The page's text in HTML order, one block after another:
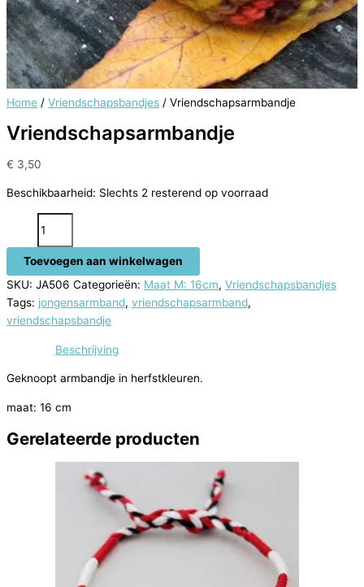
Home / Vriendschapsbandjes / Vriendschapsarmbandje
Vriendschapsarmbandje
€ 3,50
Beschikbaarheid: Slechts 2 resterend op voorraad
Toevoegen aan winkelwagen
SKU: JA506 Categorieën: Maat M: 16cm, Vriendschapsbandjes
Tags: jongensarmband, vriendschapsarmband,
vriendschapsbandje
Beschrijving
Geknoopt armbandje in herfstkleuren.
maat: 16 cm
Gerelateerde producten